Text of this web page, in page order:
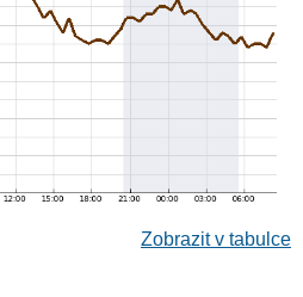
Zobrazit v tabulce